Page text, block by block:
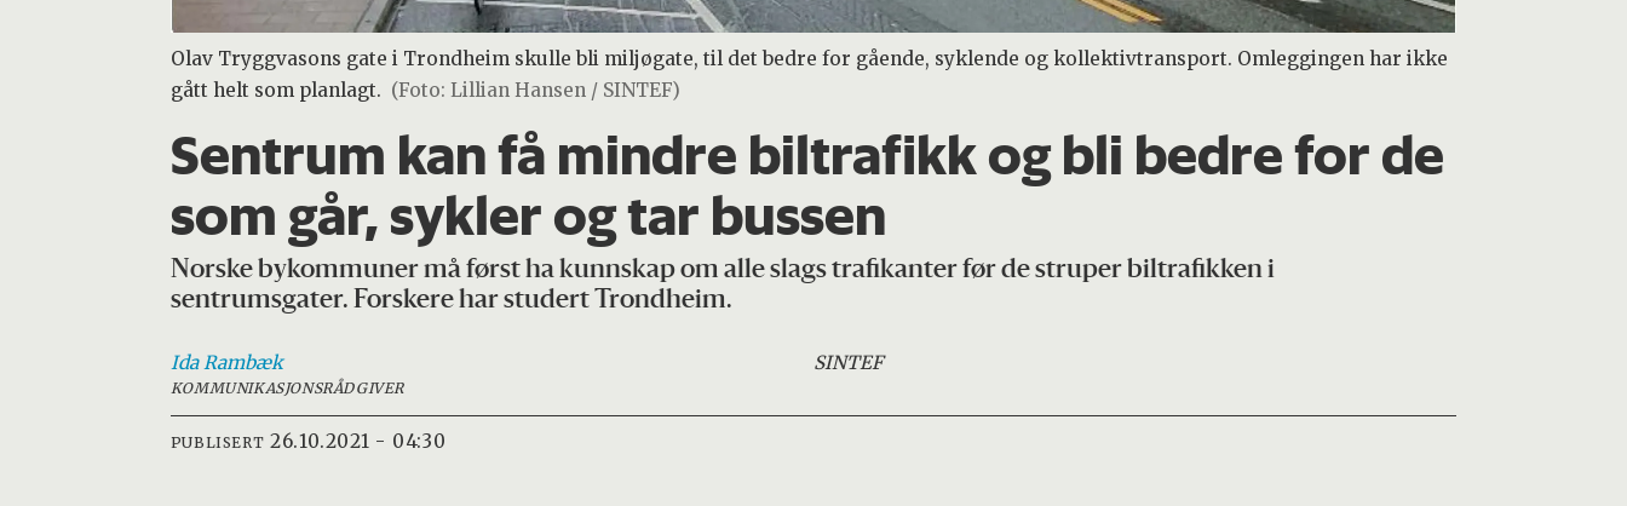
Olav Tryggvasons gate i Trondheim skulle bli miljøgate, til det bedre for gående, syklende og kollektivtransport. Omleggingen har ikke
gått helt som planlagt. (Foto: Lillian Hansen / SINTEF)
Sentrum kan få mindre biltrafikk og bli bedre for de
som går, sykler og tar bussen
Norske bykommuner må først ha kunnskap om alle slags trafikanter før de struper biltrafikken i
sentrumsgater. Forskere har studert Trondheim.
Ida Rambæk
KOMMUNIKASJONSRÅDGIVER
SINTEF
PUBLISERT 26.10.2021 - 04:30